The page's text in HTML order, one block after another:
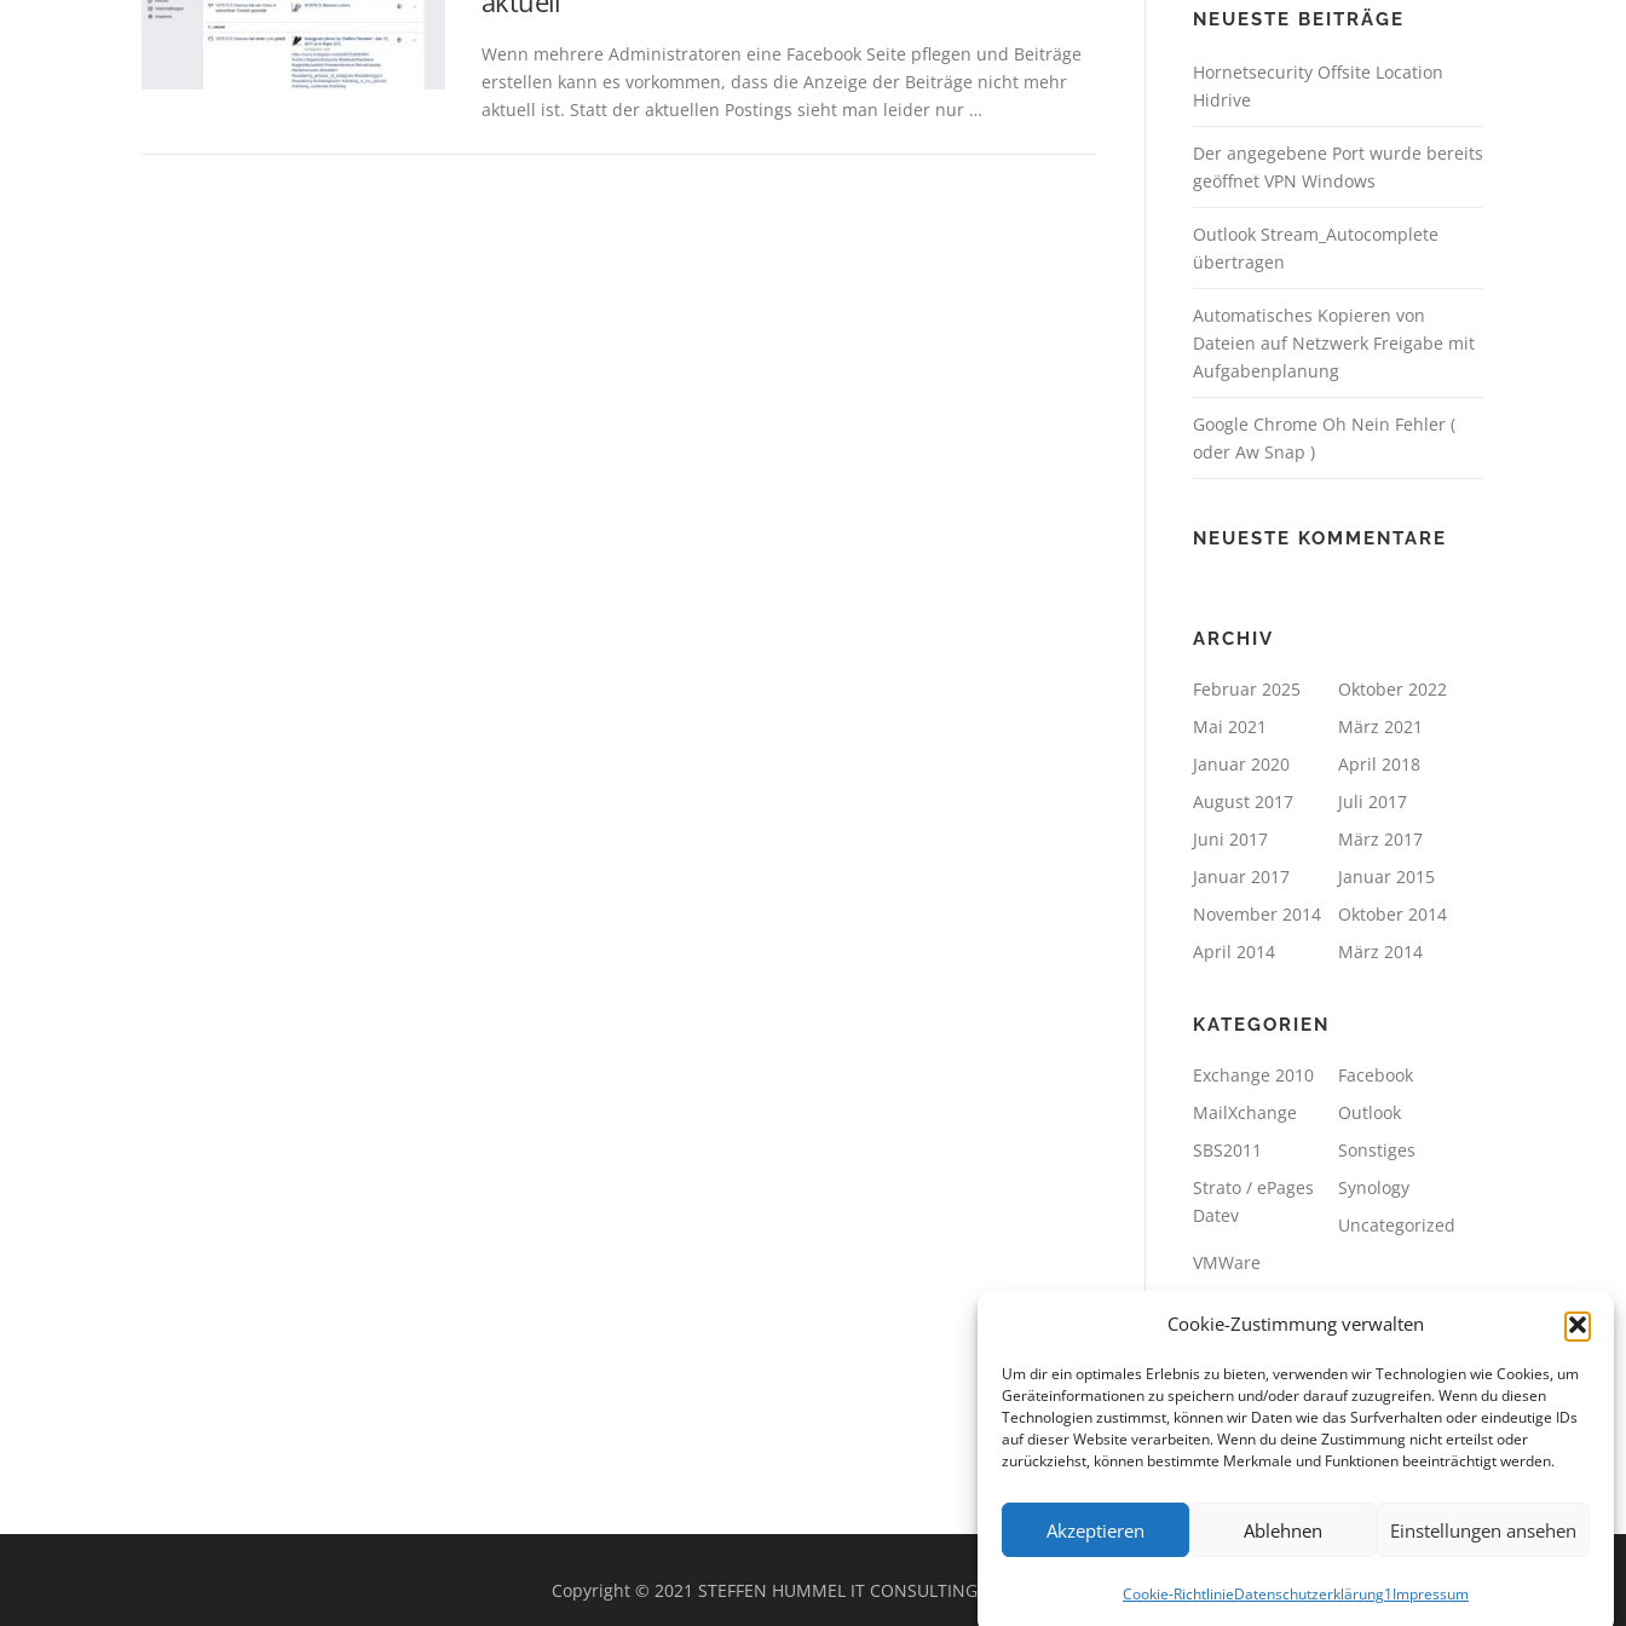
Cookie-Zustimmung verwalten
Um dir ein optimales Erlebnis zu bieten, verwenden wir Technologien wie Cookies, um
Geräteinformationen zu speichern und/oder darauf zuzugreifen. Wenn du diesen
Technologien zustimmst, können wir Daten wie das Surfverhalten oder eindeutige IDs
auf dieser Website verarbeiten. Wenn du deine Zustimmung nicht erteilst oder
zurückziehst, können bestimmte Merkmale und Funktionen beeinträchtigt werden.
Akzeptieren Ablehnen Einstellungen ansehen
Cookie-RichtlinieDatenschutzerklärung1Impressum
Wenn mehrere Administratoren eine Facebook Seite pflegen und Beiträge
erstellen kann es vorkommen, dass die Anzeige der Beiträge nicht mehr
aktuell ist. Statt der aktuellen Postings sieht man leider nur …
NEUESTE BEITRÄGE
Hornetsecurity Offsite Location
Hidrive
Der angegebene Port wurde bereits
geöffnet VPN Windows
Outlook Stream_Autocomplete
übertragen
Automatisches Kopieren von
Dateien auf Netzwerk Freigabe mit
Aufgabenplanung
Google Chrome Oh Nein Fehler (
oder Aw Snap )
NEUESTE KOMMENTARE
ARCHIV
Februar 2025
Oktober 2022
Mai 2021
März 2021
Januar 2020
April 2018
August 2017
Juli 2017
Juni 2017
März 2017
Januar 2017
Januar 2015
November 2014
Oktober 2014
April 2014
März 2014
KATEGORIEN
Exchange 2010
Facebook
MailXchange
Outlook
SBS2011
Sonstiges
Strato / ePages
Datev
Synology
Uncategorized
VMWare
META
Anmelden
Eintrags-Feed
Kommentar-Feed WordPress.org
Copyright © 2021 STEFFEN HUMMEL IT CONSULTING & SERVICES